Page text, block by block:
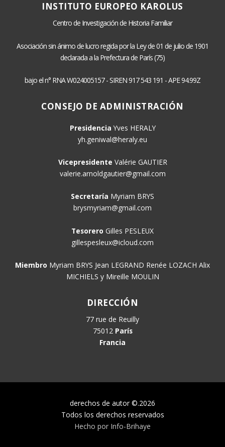
INSTITUTO EUROPEO KAROLUS
Centro de Investigación de Historia Familiar
Asociación sin ánimo de lucro regida por la Ley de 01 de julio de 1901
declarada a la Prefectura de París (75)
bajo el n° RNA W024005157 - SIREN 917 543 191 - APE 94.99Z
CONSEJO DE ADMINISTRACIÓN
Presidencia Yves HERALY
yh.geniwal@heraly.eu
Vicepresidente Valérie GAUTIER
valerie.arnoldgautier@gmail.com
Secretaría Myriam BRYS
brysmyriam@gmail.com
Tesorero Gilles PESLEUX
gillespesleux@icloud.com
Miembro Myriam BRYS Jean LEGRAND Renée LOZACH Alix
MICHIELS y Mireille MOULIN
DIRECCIÓN
77 rue de Reuilly
75012 París
Francia
derechos de autor ©.2026
Todos los derechos reservados
Hecho por Info-Brihaye